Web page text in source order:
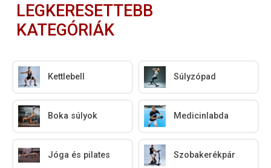
LEGKERESETTEBB
KATEGÓRIÁK
Kettlebell Súlyzópad
Boka súlyok Medicinlabda
Jóga és pilates Szobakerékpár